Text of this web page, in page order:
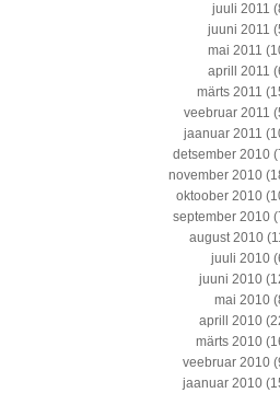
juuli 2011
juuni 2011
mai 2011
aprill 2011
märts 2011
veebruar 2011
jaanuar 2011
detsember 2010
november 2010
oktoober 2010
september 2010
august 2010
juuli 2010
juuni 2010
mai 2010
aprill 2010
märts 2010
veebruar 2010
jaanuar 2010